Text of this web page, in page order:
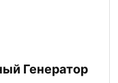
Генератор